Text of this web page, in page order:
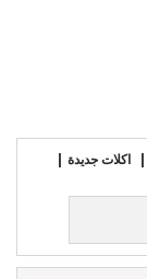
اكلات جديدة